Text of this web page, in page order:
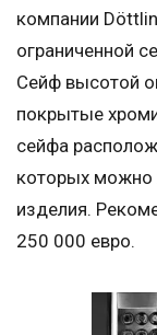
компании
ограниченной
Сейф высотой
покрытые
сейфа
которых можно
изделия.
250 000 евро.